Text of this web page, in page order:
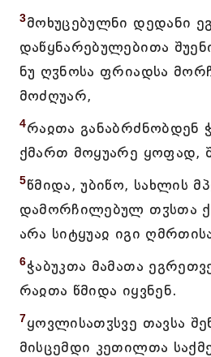
3მოხუცებულნი დედანი
დაწყნარებულებითა
ნუ ღჳნოსა ფრიადსა
მოძღუარ,
4რაჲთა განაბრძნობდენ
ქმართ მოყუარე ყოფად,
5წმიდა, უბიწო, სახლის
დამორჩილებულ თჳსთა
არა სიტყუაჲ იგი
6ჭაბუკთა მამათა
რაჲთა წმიდა იყვნენ.
7ყოვლისათჳსვე თავსა
მისცემდი კეთილთა